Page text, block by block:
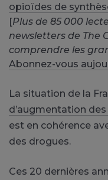
opioïdes de
[Plus de 85 000
newsletters de The
comprendre les
Abonnez-vous
La situation de la
d’augmentation des
est en cohérence
des drogues.
Ces 20 dernières